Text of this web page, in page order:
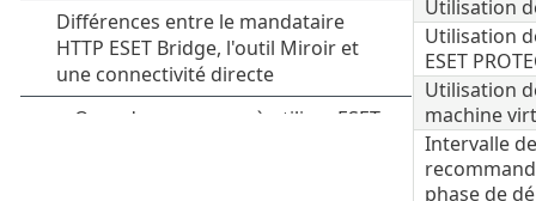
Utilisation
Utilisation
ESET
Utilisation
machine
Intervalle
phase de